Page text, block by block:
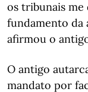
os tribunais me
fundamento da
afirmou o
O antigo
mandato por